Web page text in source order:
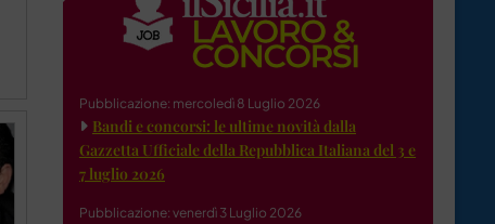
Pubblicazione: mercoledì 8 Luglio 2026
Bandi e concorsi: le ultime novità dalla
Gazzetta Ufficiale della Repubblica Italiana del 3 e
7 luglio 2026
Pubblicazione: venerdì 3 Luglio 2026